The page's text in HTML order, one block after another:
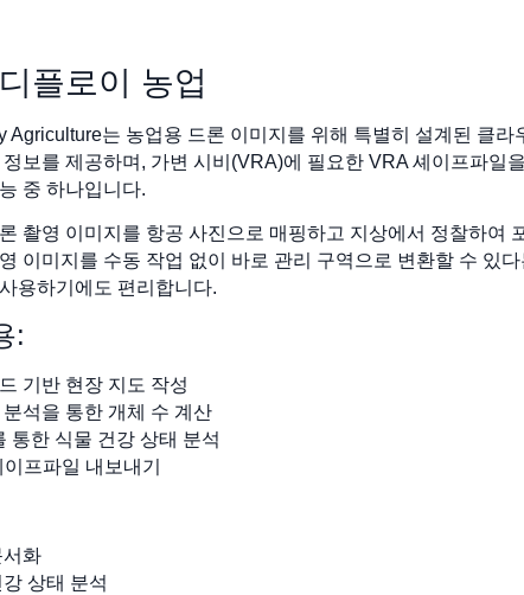
플로이 농업
Agriculture는 농업용 드론 이미지를 위해 특별히 설계된 클
보를 제공하며, 가변 시비(VRA)에 필요한 VRA 셰이프파일
중 하나입니다.
촬영 이미지를 항공 사진으로 매핑하고 지상에서 정찰하여
이미지를 수동 작업 없이 바로 관리 구역으로 변환할 수 있
용하기에도 편리합니다.
:
기반 현장 지도 작성
분석을 통한 개체 수 계산
통한 식물 건강 상태 분석
프파일 내보내기
서화
상태 분석